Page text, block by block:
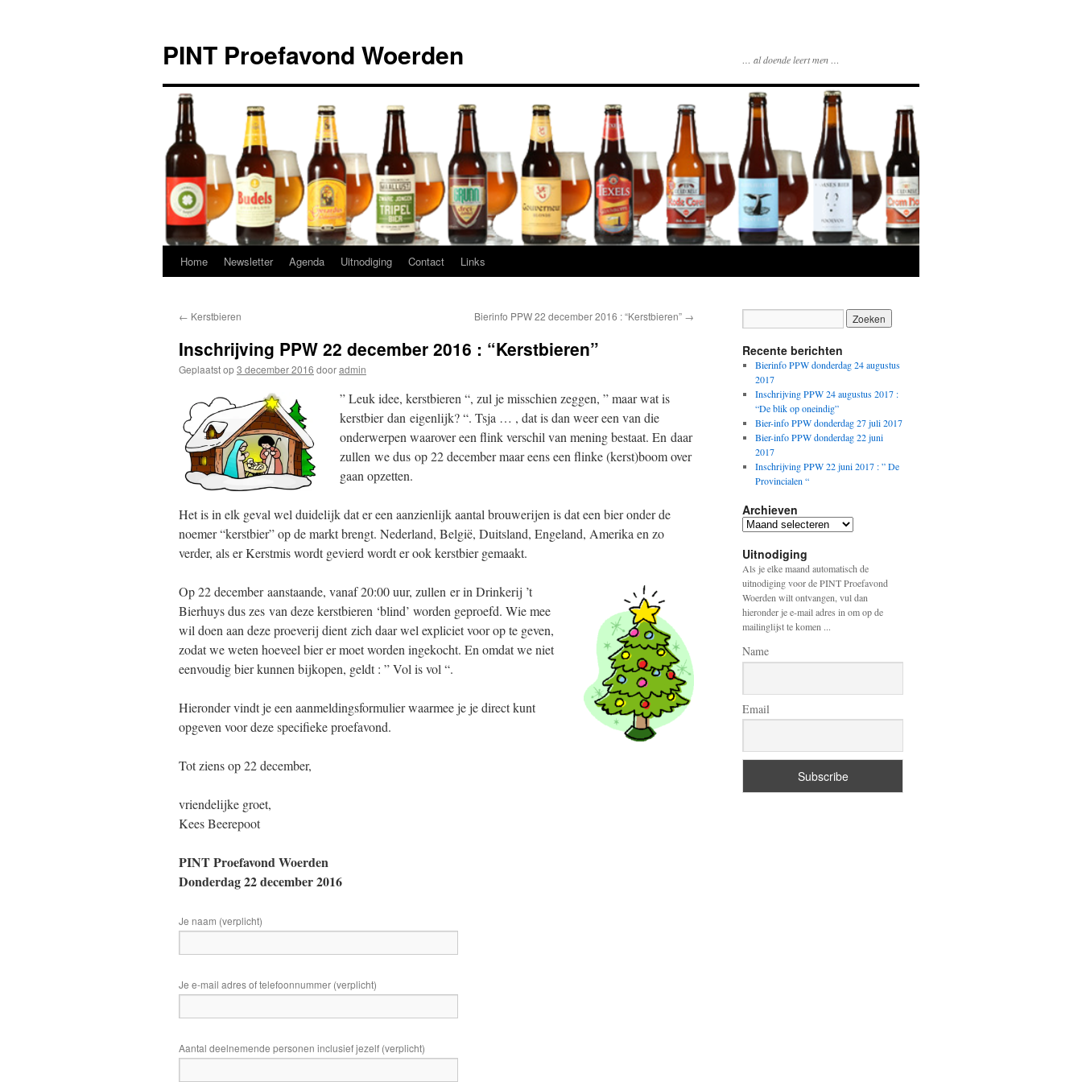
de
inhoud
PINT Proefavond Woerden … al doende leert men …
Home Newsletter Agenda Uitnodiging Contact Links
← Kerstbieren Bierinfo PPW 22 december 2016 : “Kerstbieren” →
Inschrijving PPW 22 december 2016 : “Kerstbieren”
Geplaatst op3 december 2016 dooradmin
” Leuk idee, kerstbieren “, zul je misschien zeggen, ” maar wat is
kerstbier dan eigenlijk? “. Tsja … , dat is dan weer een van die
onderwerpen waarover een flink verschil van mening bestaat. En daar
zullen we dus op 22 december maar eens een flinke (kerst)boom over
gaan opzetten.
Het is in elk geval wel duidelijk dat er een aanzienlijk aantal brouwerijen is dat een bier onder de
noemer “kerstbier” op de markt brengt. Nederland, België, Duitsland, Engeland, Amerika en zo
verder, als er Kerstmis wordt gevierd wordt er ook kerstbier gemaakt.
Op 22 december aanstaande, vanaf 20:00 uur, zullen er in Drinkerij ’t
Bierhuys dus zes van deze kerstbieren ‘blind’ worden geproefd. Wie mee
wil doen aan deze proeverij dient zich daar wel expliciet voor op te geven,
zodat we weten hoeveel bier er moet worden ingekocht. En omdat we niet
eenvoudig bier kunnen bijkopen, geldt : ” Vol is vol “.
Hieronder vindt je een aanmeldingsformulier waarmee je je direct kunt
opgeven voor deze specifieke proefavond.
Tot ziens op 22 december,
vriendelijke groet,
Kees Beerepoot
PINT Proefavond Woerden
Donderdag 22 december 2016
Je naam (verplicht)
Je e-mail adres of telefoonnummer (verplicht)
Aantal deelnemende personen inclusief jezelf (verplicht)
Recente berichten
Bierinfo PPW donderdag 24 augustus
2017
Inschrijving PPW 24 augustus 2017 :
“De blik op oneindig”
Bier-info PPW donderdag 27 juli 2017
Bier-info PPW donderdag 22 juni
2017
Inschrijving PPW 22 juni 2017 : ” De
Provincialen “
Archieven
Archieven
Uitnodiging
Als je elke maand automatisch de
uitnodiging voor de PINT Proefavond
Woerden wilt ontvangen, vul dan
hieronder je e-mail adres in om op de
mailinglijst te komen ...
Name
Email